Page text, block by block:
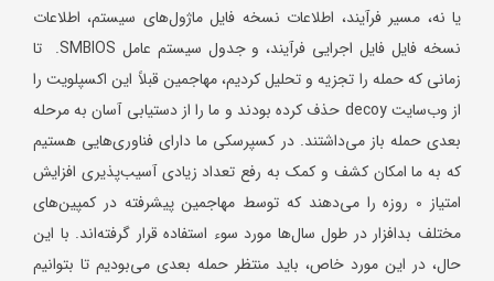
یا نه، مسیر فرآیند، اطلاعات نسخه فایل ماژول‌های سیستم، اطلاعات
نسخه فایل فایل اجرایی فرآیند، و جدول سیستم عامل SMBIOS. تا
زمانی که حمله را تجزیه و تحلیل کردیم، مهاجمین قبلاً این اکسپلویت را
از وب‌سایت decoy حذف کرده بودند و ما را از دستیابی آسان به مرحله
بعدی حمله باز می‌داشتند. در کسپرسکی ما دارای فناوری‌هایی هستیم
که به ما امکان کشف و کمک به رفع تعداد زیادی آسیب‌پذیری افزایش
امتیاز 0 روزه را می‌دهند که توسط مهاجمین پیشرفته در کمپین‌های
مختلف بدافزار در طول سال‌ها مورد سوء استفاده قرار گرفته‌اند. با این
حال، در این مورد خاص، باید منتظر حمله بعدی می‌بودیم تا بتوانیم